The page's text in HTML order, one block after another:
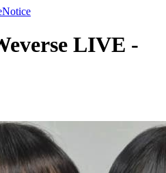
Notice
LIVE -